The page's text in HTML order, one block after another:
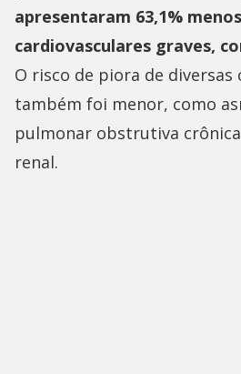
apresentaram 63,1%
cardiovasculares graves,
O risco de piora de diversas
também foi menor, como
pulmonar obstrutiva
renal.